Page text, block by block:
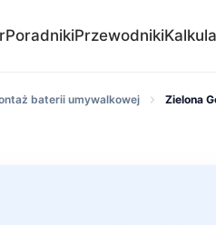
PoradnikiPrzewodniki
baterii umywalkowej Zielona